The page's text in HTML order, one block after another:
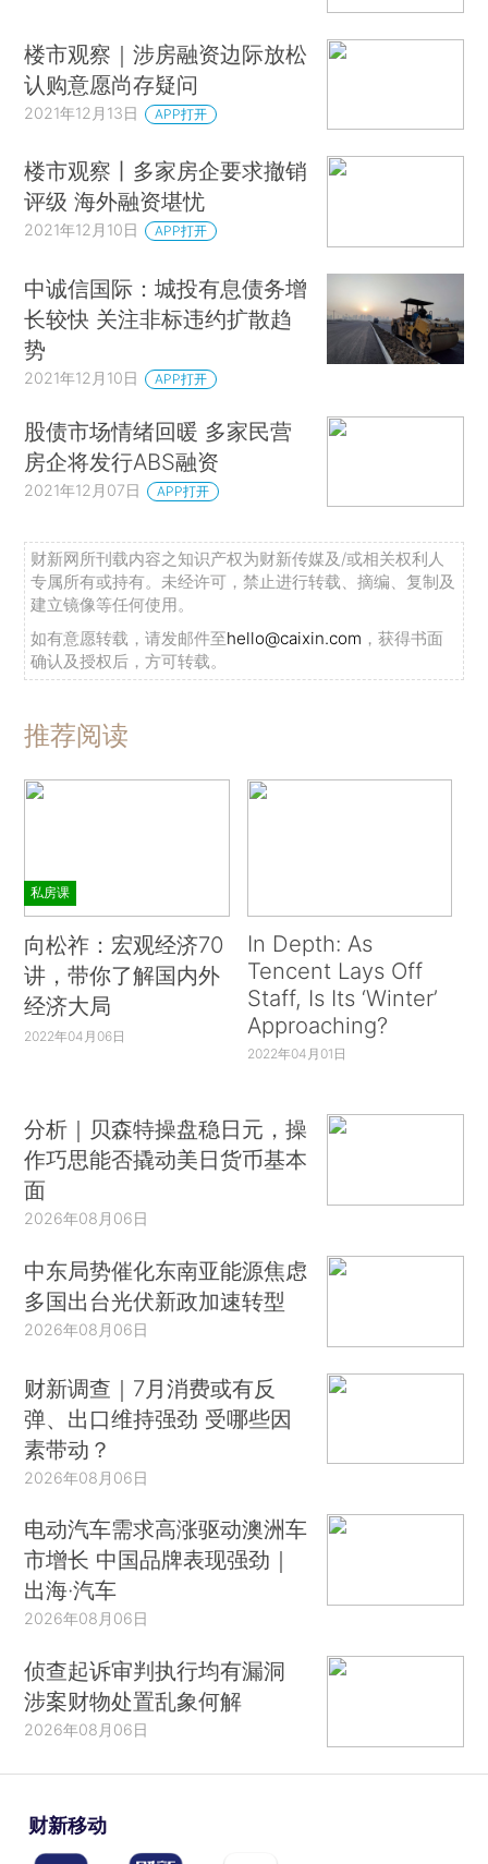
楼市观察｜涉房融资边际放松
认购意愿尚存疑问
2021年12月13日 APP打开
楼市观察丨多家房企要求撤销
评级 海外融资堪忧
2021年12月10日 APP打开
中诚信国际：城投有息债务增
长较快 关注非标违约扩散趋
势
2021年12月10日 APP打开
股债市场情绪回暖 多家民营
房企将发行ABS融资
2021年12月07日 APP打开
财新网所刊载内容之知识产权为财新传媒及/或相关权利人
专属所有或持有。未经许可，禁止进行转载、摘编、复制及
建立镜像等任何使用。
如有意愿转载，请发邮件至hello@caixin.com ，获得书面
确认及授权后，方可转载。
推荐阅读
私房课
向松祚：宏观经济70
讲，带你了解国内外
经济大局
2022年04月06日
In Depth: As
Tencent Lays Off
Staff, Is Its ‘Winter’
Approaching?
2022年04月01日
分析｜贝森特操盘稳日元，操
作巧思能否撬动美日货币基本
面
2026年08月06日
中东局势催化东南亚能源焦虑
多国出台光伏新政加速转型
2026年08月06日
财新调查｜7月消费或有反
弹、出口维持强劲 受哪些因
素带动？
2026年08月06日
电动汽车需求高涨驱动澳洲车
市增长 中国品牌表现强劲｜
出海·汽车
2026年08月06日
侦查起诉审判执行均有漏洞
涉案财物处置乱象何解
2026年08月06日
财新移动